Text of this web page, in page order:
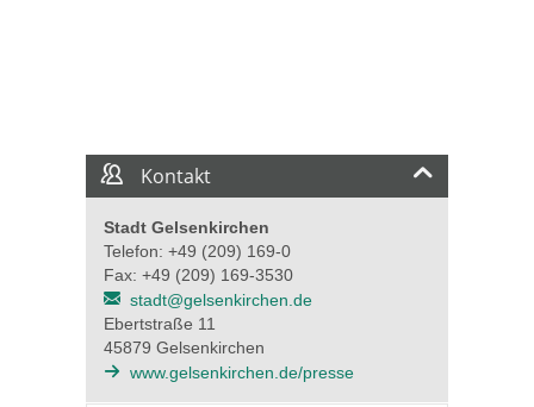
Kontakt
Stadt Gelsenkirchen
Telefon: +49 (209) 169-0
Fax: +49 (209) 169-3530
stadt@gelsenkirchen.de
Ebertstraße 11
45879 Gelsenkirchen
www.gelsenkirchen.de/presse